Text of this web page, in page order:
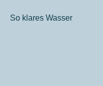
So klares Wasser